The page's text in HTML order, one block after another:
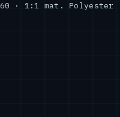
· 1:1 mat. Polyester